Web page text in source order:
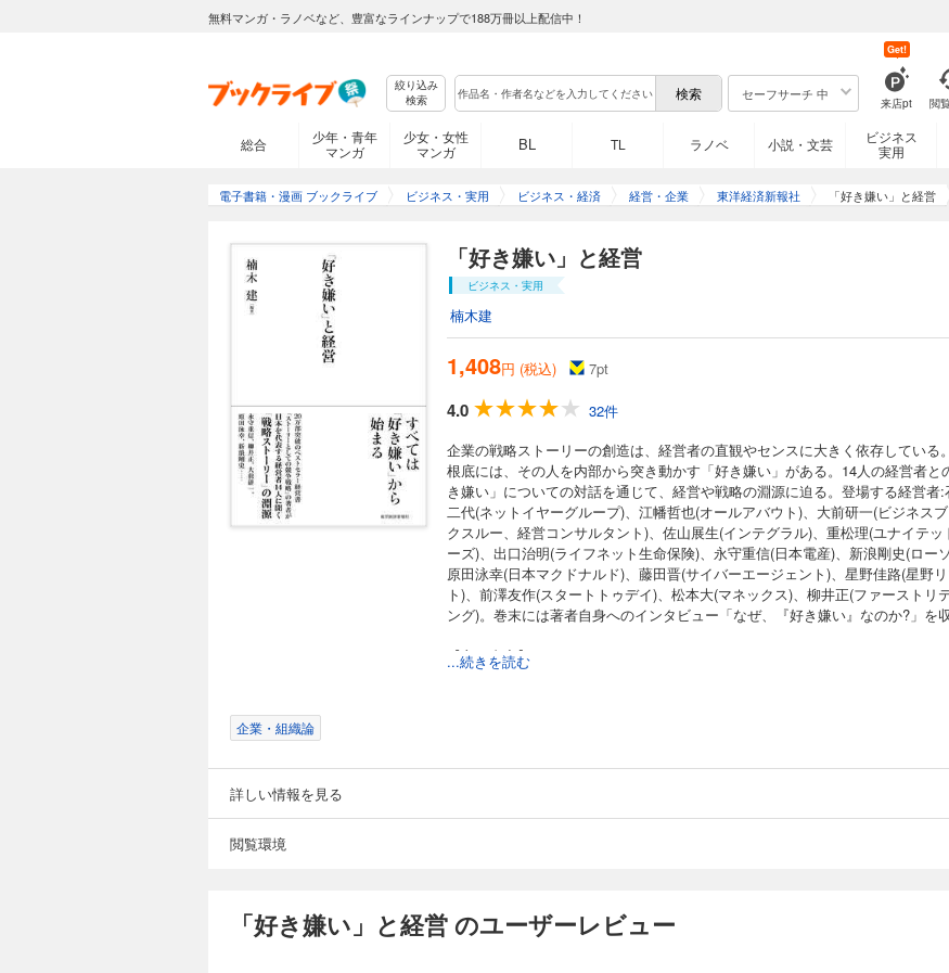
無料マンガ・ラノベなど、豊富なラインナップで188万冊以上配信中！
絞り込み
検索
セーフサーチ 中
来店pt
Get!
閲
総合
少年・青年
マンガ
少女・女性
マンガ
BL TL ラノベ 小説・文芸
ビジネス
実用
電子書籍・漫画 ブックライブ ビジネス・実用 ビジネス・経済 経営・企業 東洋経済新報社 「好き嫌い」と経営
「好き嫌い」と経営
ビジネス・実用
楠木建
1,408円 (税込) 7pt
4.0
32件
企業の戦略ストーリーの創造は、経営者の直観やセンスに大きく依存している
根底には、その人を内部から突き動かす「好き嫌い」がある。14人の経営者と
き嫌い」についての対話を通じて、経営や戦略の淵源に迫る。登場する経営者:
二代(ネットイヤーグループ)、江幡哲也(オールアバウト)、大前研一(ビジネス
クスルー、経営コンサルタント)、佐山展生(インテグラル)、重松理(ユナイテッ
ーズ)、出口治明(ライフネット生命保険)、永守重信(日本電産)、新浪剛史(ローソ
原田泳幸(日本マクドナルド)、藤田晋(サイバーエージェント)、星野佳路(星野
ト)、前澤友作(スタートトゥデイ)、松本大(マネックス)、柳井正(ファーストリ
ング)。巻末には著者自身へのインタビュー「なぜ、『好き嫌い』なのか?」を収
【主な内容】
01 永守重信 「何でも一番」が好き
08 重松理 「一番好きなことを最初にやる」のが好き
13 星野佳路 「スキーと目標設定」が好き
14 大前研一 「実質を伴わないもの」が嫌い
...続きを読む
企業・組織論
詳しい情報を見る
閲覧環境
「好き嫌い」と経営 のユーザーレビュー